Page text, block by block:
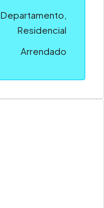
Departamento,
Residencial
Arrendado